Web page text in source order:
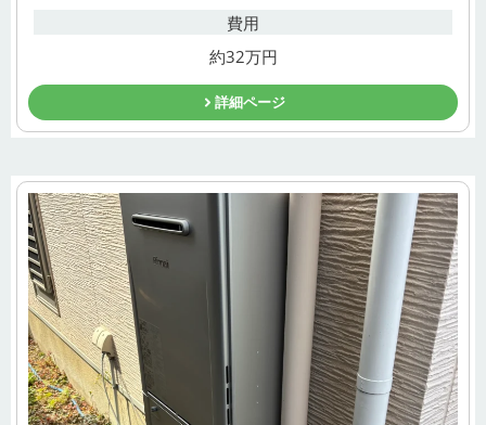
費用
約32万円
詳細ページ